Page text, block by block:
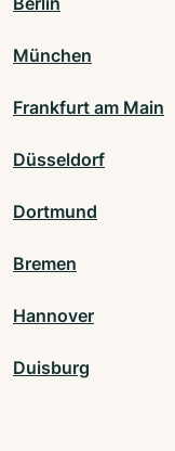
München
Frankfurt am Main
Düsseldorf
Dortmund
Bremen
Hannover
Duisburg